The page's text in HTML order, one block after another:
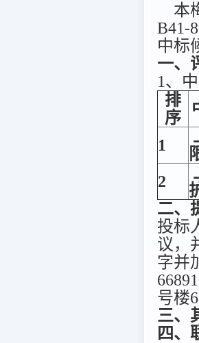
本
B41-
中标
一、
1、
排
序
1
2
二、
投标
议，
字并
号楼
三、
四、